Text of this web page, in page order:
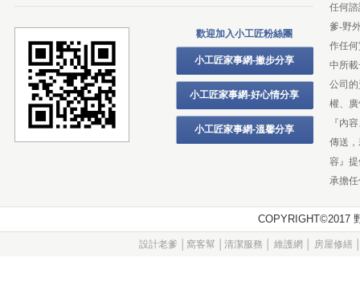
歡迎加入小工匠粉絲團
小工匠家事網-撇步分享
小工匠家事網-好心情分享
小工匠家事網-溫馨分享
任何
爹-野
作任
中所
公司
權、
『內
傳送
容』
承擔
設計老爹 窩客幫 清潔服務 維護網 房屋修繕